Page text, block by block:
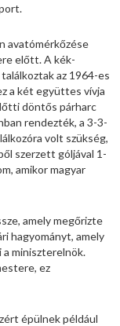
avatómérkőzése
előtt. A kék-
az 1964-es
a két együttes vívja
döntős párharc
rendezték, a 3-3-
volt szükség,
szerzett góljával 1-
amikor magyar
amely megőrizte
hagyományt, amely
miniszterelnök.
ez
épülnek például